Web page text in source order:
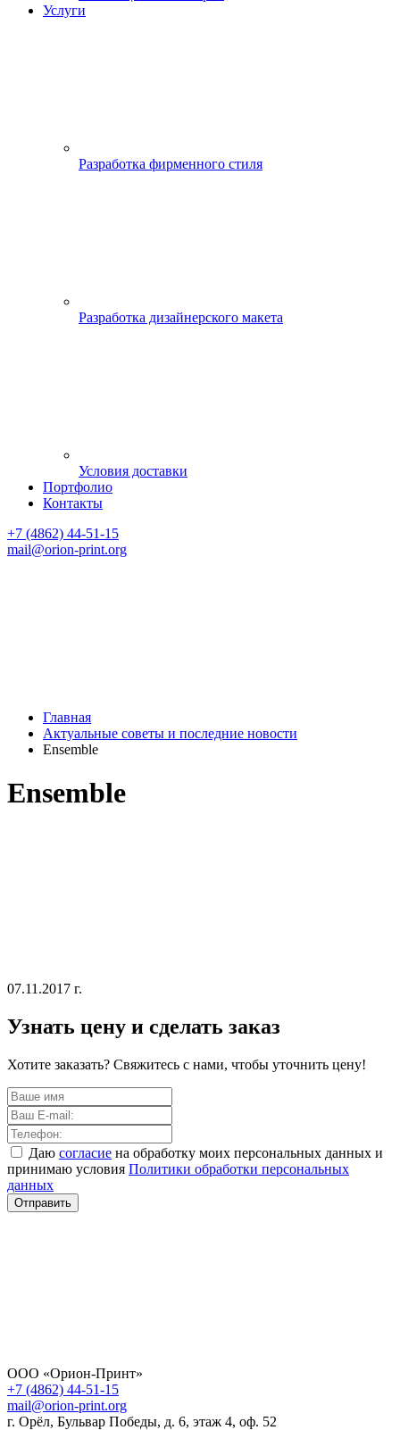
Услуги
Разработка фирменного стиля
Разработка дизайнерского макета
Условия доставки
Портфолио
Контакты
+7 (4862) 44-51-15
mail@orion-print.org
Главная
Актуальные советы и последние новости
Ensemble
Ensemble
07.11.2017 г.
Узнать цену и сделать заказ
Хотите заказать? Свяжитесь с нами, чтобы уточнить цену!
Даю согласие на обработку моих персональных данных и
принимаю условия Политики обработки персональных
данных
Отправить
ООО «Орион-Принт»
+7 (4862) 44-51-15
mail@orion-print.org
г. Орёл, Бульвар Победы, д. 6, этаж 4, оф. 52